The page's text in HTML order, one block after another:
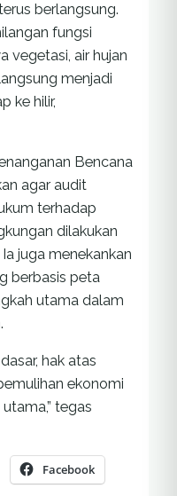
berlangsung.
fungsi
vegetasi, air hujan
menjadi
ke hilir,
Bencana
agar audit
terhadap
dilakukan
juga menekankan
berbasis peta
utama dalam
hak atas
ekonomi
tegas
Facebook